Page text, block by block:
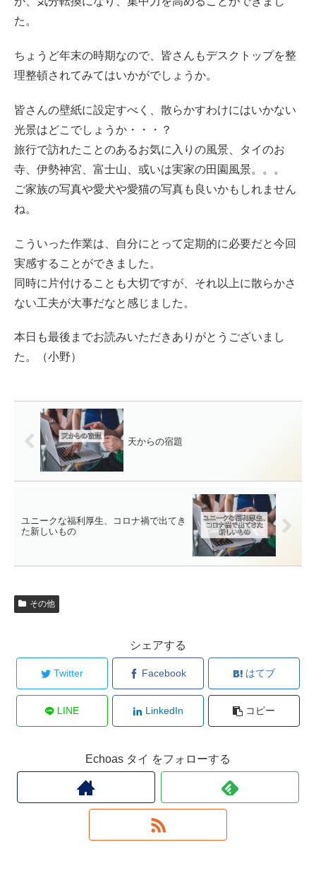
た。
ちょうど年末の時期なので、皆さんもデスクトップを整
理整頓されてみてはいかがでしょうか。
皆さんの壁紙に設定すべく、散らかすわけにはいかない
光景はどこでしょうか・・・？
旅行で訪れたことのあるお気に入りの風景、タイのお
寺、伊勢神宮、富士山、或いは実家の田園風景。。。
ご家族の写真や愛犬や愛猫の写真も良いかもしれません
ね。
こういった作業は、自分にとって定期的に必要だと今回
実感することができました。
同時に片付けることも大切ですが、それ以上に散らかさ
ない工夫が大事だなと感じました。
本日も最後までお読みいただきありがとうございまし
た。（小野）
天からの宿題
ユニークな福利厚生、コロナ禍で出てき
た新しいもの
その他
シェアする
Twitter Facebook はてブ
LINE LinkedIn コピー
Echoas タイ をフォローする